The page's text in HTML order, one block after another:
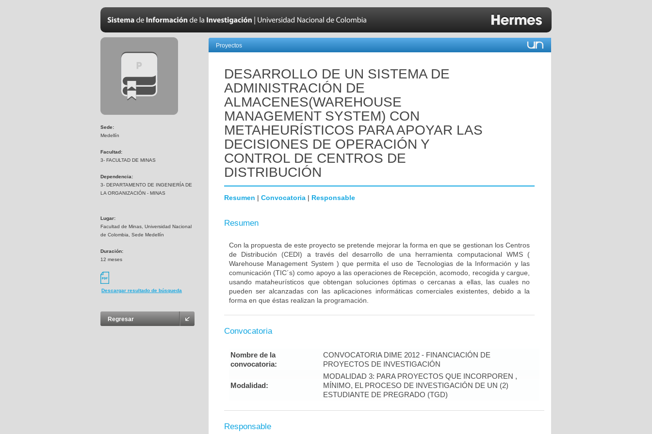
Sede:
Medellín
Facultad:
3- FACULTAD DE MINAS
Dependencia:
3- DEPARTAMENTO DE INGENIERÍA DE
LA ORGANIZACIÓN - MINAS
Lugar:
Facultad de Minas, Universidad Nacional
de Colombia, Sede Medellín
Duración:
12 meses
Descargar resultado de búsqueda
Regresar
Proyectos
DESARROLLO DE UN SISTEMA DE
ADMINISTRACIÓN DE
ALMACENES(WAREHOUSE
MANAGEMENT SYSTEM) CON
METAHEURÍSTICOS PARA APOYAR LAS
DECISIONES DE OPERACIÓN Y
CONTROL DE CENTROS DE
DISTRIBUCIÓN
Resumen | Convocatoria | Responsable
Resumen
Con la propuesta de este proyecto se pretende mejorar la forma en que se gestionan los Centros
de Distribución (CEDI) a través del desarrollo de una herramienta computacional WMS (
Warehouse Management System ) que permita el uso de Tecnologias de la Información y las
comunicación (TIC´s) como apoyo a las operaciones de Recepción, acomodo, recogida y cargue,
usando mataheurísticos que obtengan soluciones óptimas o cercanas a ellas, las cuales no
pueden ser alcanzadas con las aplicaciones informáticas comerciales existentes, debido a la
forma en que éstas realizan la programación.
Convocatoria
Nombre de la
convocatoria:
CONVOCATORIA DIME 2012 - FINANCIACIÓN DE
PROYECTOS DE INVESTIGACIÓN
Modalidad:
MODALIDAD 3: PARA PROYECTOS QUE INCORPOREN ,
MÍNIMO, EL PROCESO DE INVESTIGACIÓN DE UN (2)
ESTUDIANTE DE PREGRADO (TGD)
Responsable